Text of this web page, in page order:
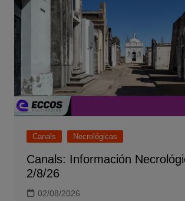
Canals Necrológicas
Canals: Información
2/8/26
02/08/2026